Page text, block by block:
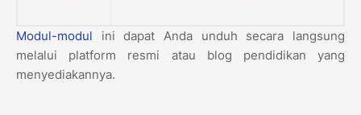
Modul-modul ini dapat Anda unduh secara langsung
melalui platform resmi atau blog pendidikan yang
menyediakannya.